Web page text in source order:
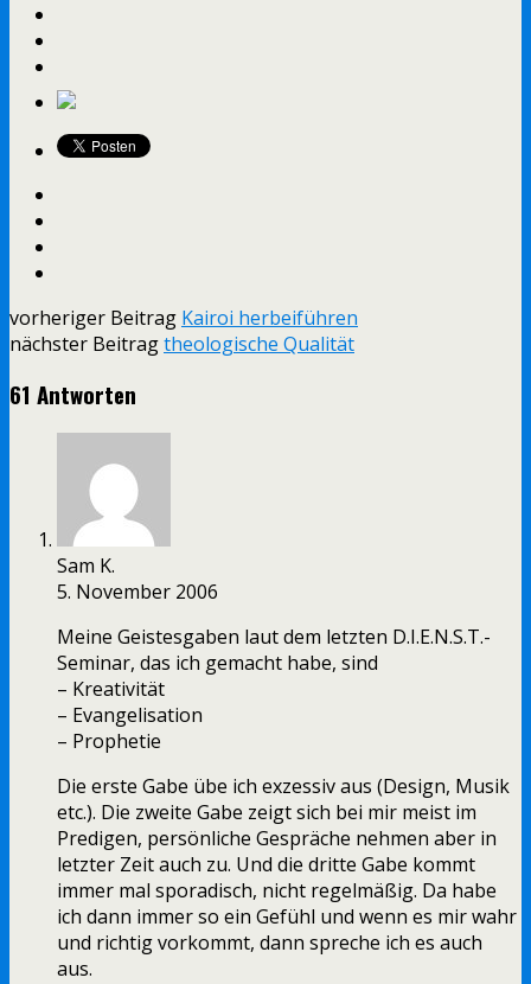
vorheriger Beitrag Kairoi herbeiführen
nächster Beitragtheologische Qualität
61 Antworten
Sam K.
5. November 2006
Meine Geistesgaben laut dem letzten D.I.E.N.S.T.-
Seminar, das ich gemacht habe, sind
– Kreativität
– Evangelisation
– Prophetie
Die erste Gabe übe ich exzessiv aus (Design, Musik
etc.). Die zweite Gabe zeigt sich bei mir meist im
Predigen, persönliche Gespräche nehmen aber in
letzter Zeit auch zu. Und die dritte Gabe kommt
immer mal sporadisch, nicht regelmäßig. Da habe
ich dann immer so ein Gefühl und wenn es mir wahr
und richtig vorkommt, dann spreche ich es auch
aus.